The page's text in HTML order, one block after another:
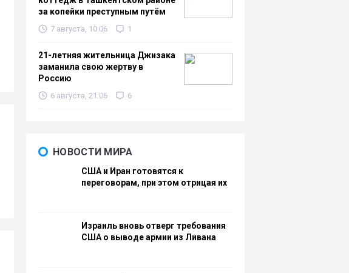
за копейки преступным путём
7 августа, 10:06 1
21-летняя жительница Джизака
заманила свою жертву в
Россию
6 августа, 21:06 6
НОВОСТИ МИРА
США и Иран готовятся к
переговорам, при этом отрицая их
Израиль вновь отверг требования
США о выводе армии из Ливана